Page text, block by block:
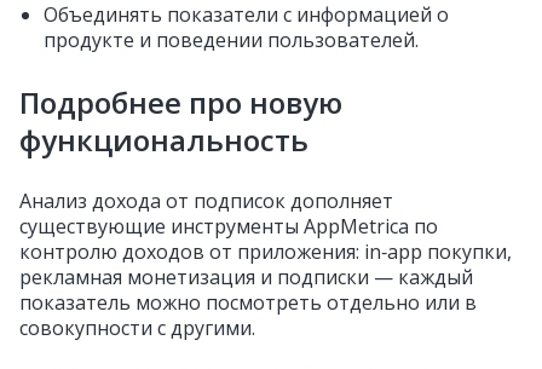
Объединять показатели с информацией о
продукте и поведении пользователей.
Подробнее про новую
функциональность
Анализ дохода от подписок дополняет
существующие инструменты AppMetrica по
контролю доходов от приложения: in‑app покупки,
рекламная монетизация и подписки — каждый
показатель можно посмотреть отдельно или в
совокупности с другими.